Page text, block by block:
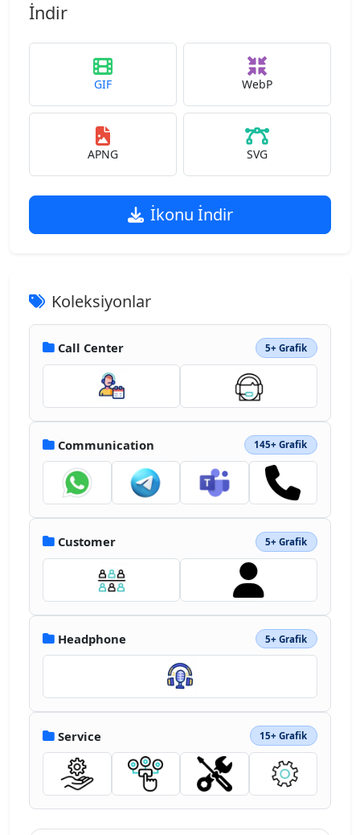
İndir
GIF WebP
APNG SVG
İkonu İndir
Koleksiyonlar
Call Center 5+ Grafik
Communication 145+ Grafik
Customer 5+ Grafik
Headphone 5+ Grafik
Service 15+ Grafik